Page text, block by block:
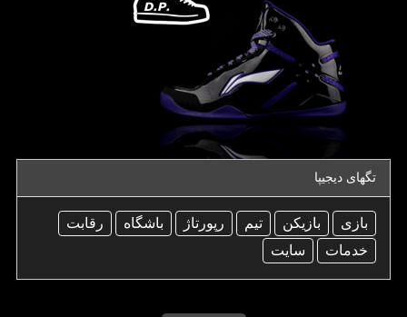
تگهای دیجیپا
بازی بازیكن تیم رپورتاژ باشگاه
رقابت
خدمات
سایت